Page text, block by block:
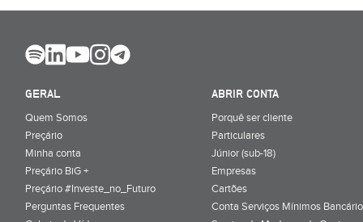
GERAL
Quem Somos
Preçário
Minha conta
Preçário BiG +
Preçário #Investe_no_Futuro
Perguntas Frequentes
ABRIR CONTA
Porquê ser cliente
Particulares
Júnior (sub-18)
Empresas
Cartões
Conta Serviços Mínimos